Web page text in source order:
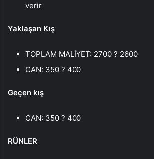
verir
Yaklaşan Kış
TOPLAM MALİYET: 2700 ? 2600
CAN: 350 ? 400
Geçen kış
CAN: 350 ? 400
RÜNLER